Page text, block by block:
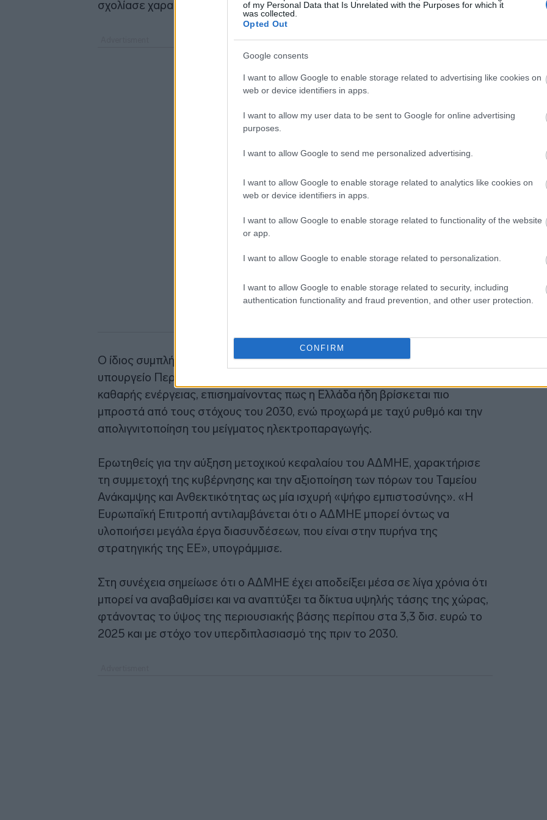
of my Personal Data that Is Unrelated with the Purposes for which it
was collected.
Opted Out
Google consents
I want to allow Google to enable storage related to advertising like cookies on
web or device identifiers in apps.
I want to allow my user data to be sent to Google for online advertising
purposes.
I want to allow Google to send me personalized advertising.
I want to allow Google to enable storage related to analytics like cookies on
web or device identifiers in apps.
I want to allow Google to enable storage related to functionality of the website
or app.
I want to allow Google to enable storage related to personalization.
I want to allow Google to enable storage related to security, including
authentication functionality and fraud prevention, and other user protection.
CONFIRM
σχολίασε χαρακτηριστικά.
Ο ίδιος συμπλήρωσε ότι ο ΑΔΜΗΕ βρίσκεται σε συνεργασία με το
υπουργείο Περιβάλλοντος και Ενέργειας για την ωρίμανση νέων έργων
καθαρής ενέργειας, επισημαίνοντας πως η Ελλάδα ήδη βρίσκεται πιο
μπροστά από τους στόχους του 2030, ενώ προχωρά με ταχύ ρυθμό και την
απολιγνιτοποίηση του μείγματος ηλεκτροπαραγωγής.
Ερωτηθείς για την αύξηση μετοχικού κεφαλαίου του ΑΔΜΗΕ, χαρακτήρισε
τη συμμετοχή της κυβέρνησης και την αξιοποίηση των πόρων του Ταμείου
Ανάκαμψης και Ανθεκτικότητας ως μία ισχυρή «ψήφο εμπιστοσύνης». «Η
Ευρωπαϊκή Επιτροπή αντιλαμβάνεται ότι ο ΑΔΜΗΕ μπορεί όντως να
υλοποιήσει μεγάλα έργα διασυνδέσεων, που είναι στην πυρήνα της
στρατηγικής της ΕΕ», υπογράμμισε.
Στη συνέχεια σημείωσε ότι ο ΑΔΜΗΕ έχει αποδείξει μέσα σε λίγα χρόνια ότι
μπορεί να αναβαθμίσει και να αναπτύξει τα δίκτυα υψηλής τάσης της χώρας,
φτάνοντας το ύψος της περιουσιακής βάσης περίπου στα 3,3 δισ. ευρώ το
2025 και με στόχο τον υπερδιπλασιασμό της πριν το 2030.
14:28